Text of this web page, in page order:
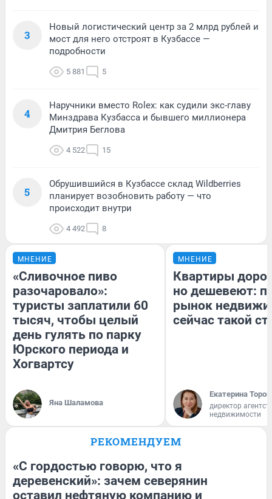
3
Новый логистический центр за 2 млрд рублей и
мост для него отстроят в Кузбассе —
подробности
5 881 5
4
Наручники вместо Rolex: как судили экс-главу
Минздрава Кузбасса и бывшего миллионера
Дмитрия Беглова
4 522 15
5
Обрушившийся в Кузбассе склад Wildberries
планирует возобновить работу — что
происходит внутри
4 492 8
МНЕНИЕ
«Сливочное пиво
разочаровало»:
туристы заплатили 60
тысяч, чтобы целый
день гулять по парку
Юрского периода и
Хогвартсу
Яна Шаламова
МНЕНИЕ
Квартиры
но дешевеют:
рынок
сейчас такой
Екатерина
директор
недвижимости
РЕКОМЕНДУЕМ
«С гордостью говорю, что я
деревенский»: зачем северянин
оставил нефтяную компанию и